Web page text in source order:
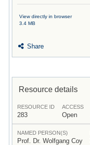
View directly in browser
3.4 MB
Share
Resource details
RESOURCE ID
283
ACCESS
Open
NAMED PERSON(S)
Prof. Dr. Wolfgang Coy